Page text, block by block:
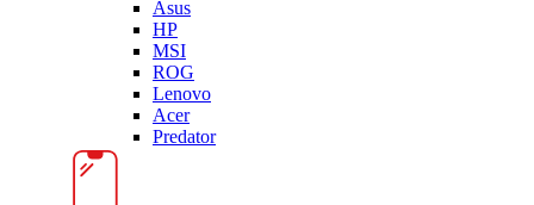
Asus
HP
MSI
ROG
Lenovo
Acer
Predator